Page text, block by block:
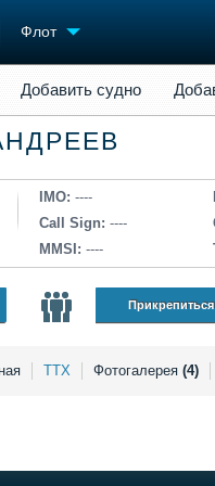
Флот
площадка
Добавить судно
IMO: ----
Call Sign: ----
MMSI: ----
Прикрепиться
ТТХ Фотогалерея (4)